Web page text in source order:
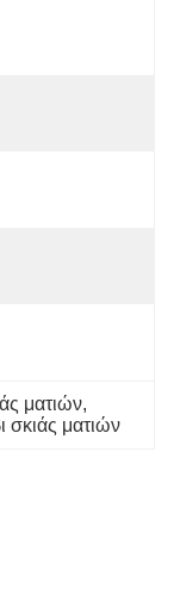
ματιών,
σκιάς ματιών